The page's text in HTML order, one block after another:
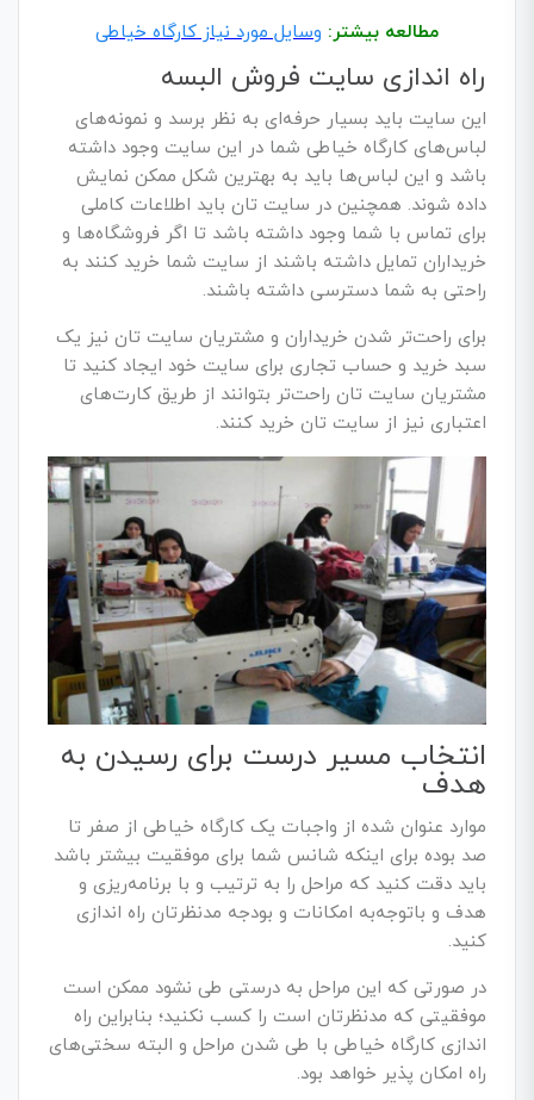
مطالعه بیشتر: وسایل مورد نیاز کارگاه خیاطی
راه اندازی سایت فروش البسه
این سایت باید بسیار حرفه‌ای به نظر برسد و نمونه‌های
لباس‌های کارگاه خیاطی شما در این سایت وجود داشته
باشد و این لباس‌ها باید به بهترین شکل ممکن نمایش
داده شوند. همچنین در سایت تان باید اطلاعات کاملی
برای تماس با شما وجود داشته باشد تا اگر فروشگاه‌ها و
خریداران تمایل داشته باشند از سایت شما خرید کنند به
راحتی به شما دسترسی داشته باشند.
برای راحت‌تر شدن خریداران و مشتریان سایت تان نیز یک
سبد خرید و حساب تجاری برای سایت خود ایجاد کنید تا
مشتریان سایت تان راحت‌تر بتوانند از طریق کارت‌های
اعتباری نیز از سایت تان خرید کنند.
انتخاب مسیر درست برای رسیدن به
هدف
موارد عنوان شده از واجبات یک کارگاه خیاطی از صفر تا
صد بوده برای اینکه شانس شما برای موفقیت بیشتر باشد
باید دقت کنید که مراحل را به ترتیب و با برنامه‌ریزی و
هدف و باتوجه‌به امکانات و بودجه مدنظرتان راه اندازی
کنید.
در صورتی که این مراحل به درستی طی نشود ممکن است
موفقیتی که مدنظرتان است را کسب نکنید؛ بنابراین راه
اندازی کارگاه خیاطی با طی شدن مراحل و البته سختی‌های
راه امکان پذیر خواهد بود.